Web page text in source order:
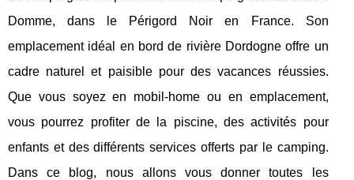
Domme, dans le Périgord Noir en France. Son
emplacement idéal en bord de rivière Dordogne offre un
cadre naturel et paisible pour des vacances réussies.
Que vous soyez en mobil-home ou en emplacement,
vous pourrez profiter de la piscine, des activités pour
enfants et des différents services offerts par le camping.
Dans ce blog, nous allons vous donner toutes les